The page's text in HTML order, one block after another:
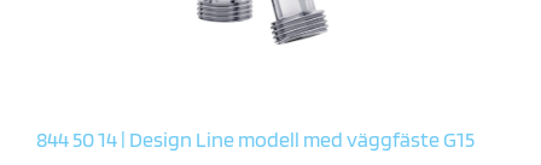
844 50 14 | Design Line modell med väggfäste G15